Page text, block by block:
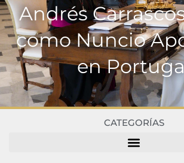
Andrés
como Nuncio
en
CATEGORÍAS